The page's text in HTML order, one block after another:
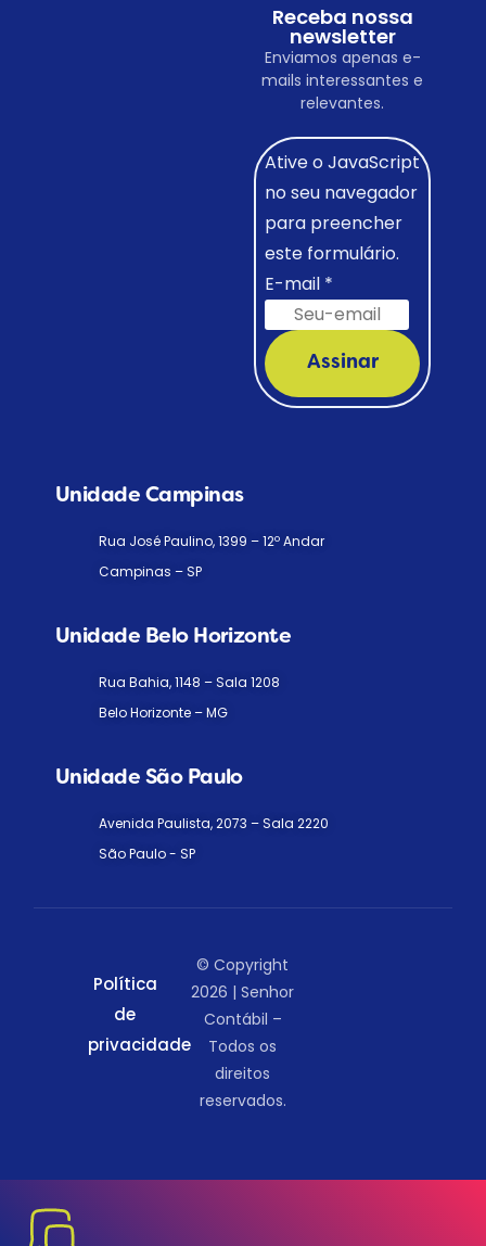
Receba nossa
newsletter
Enviamos apenas e-
mails interessantes e
relevantes.
Ative o JavaScript
no seu navegador
para preencher
este formulário.
E-mail *
Assinar
Unidade Campinas
Rua José Paulino, 1399 – 12º Andar
Campinas – SP
Unidade Belo Horizonte
Rua Bahia, 1148 – Sala 1208
Belo Horizonte – MG
Unidade São Paulo
Avenida Paulista, 2073 – Sala 2220
São Paulo - SP
Política
de
privacidade
© Copyright
2026 | Senhor
Contábil –
Todos os
direitos
reservados.